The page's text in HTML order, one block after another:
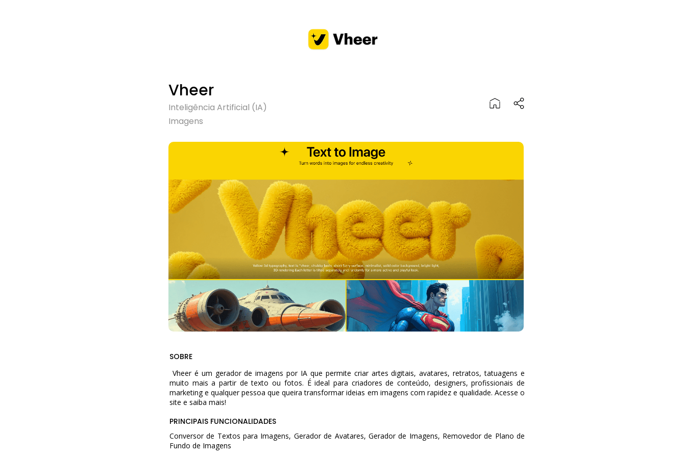
Vheer
Inteligência Artificial (IA)
Imagens
SOBRE
Vheer é um gerador de imagens por IA que permite criar artes digitais, avatares, retratos, tatuagens e
muito mais a partir de texto ou fotos. É ideal para criadores de conteúdo, designers, profissionais de
marketing e qualquer pessoa que queira transformar ideias em imagens com rapidez e qualidade. Acesse o
site e saiba mais!
PRINCIPAIS FUNCIONALIDADES
Conversor de Textos para Imagens, Gerador de Avatares, Gerador de Imagens, Removedor de Plano de
Fundo de Imagens